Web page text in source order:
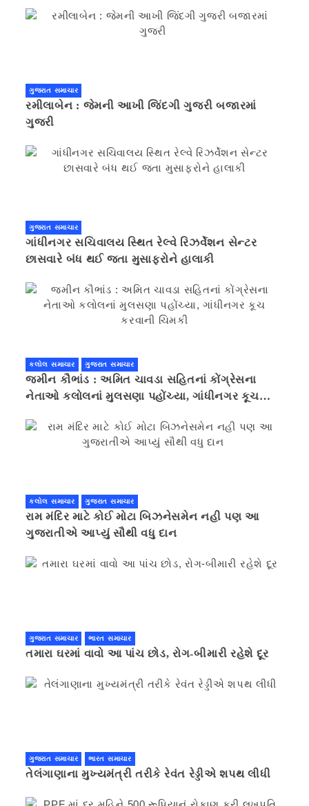
ગુજરાત સમાચાર
રમીલાબેન : જેમની આખી જિંદગી ગુજરી બજારમાં
ગુજરી
ગુજરાત સમાચાર
ગાંધીનગર સચિવાલય સ્થિત રેલ્વે રિઝર્વેશન સેન્ટર
છાસવારે બંધ થઈ જતા મુસાફરોને હાલાકી
કલોલ સમાચાર ગુજરાત સમાચાર
જમીન કૌભાંડ : અમિત ચાવડા સહિતનાં કોંગ્રેસના
નેતાઓ કલોલનાં મુલસણા પહોંચ્યા, ગાંધીનગર કૂચ
કલોલ સમાચાર ગુજરાત સમાચાર
રામ મંદિર માટે કોઈ મોટા બિઝનેસમેન નહી પણ આ
ગુજરાતીએ આપ્યું સૌથી વધુ દાન
ગુજરાત સમાચાર ભારત સમાચાર
તમારા ઘરમાં વાવો આ પાંચ છોડ, રોગ-બીમારી રહેશે દૂર
ગુજરાત સમાચાર ભારત સમાચાર
તેલંગાણાના મુખ્યમંત્રી તરીકે રેવંત રેડ્ડીએ શપથ લીધી